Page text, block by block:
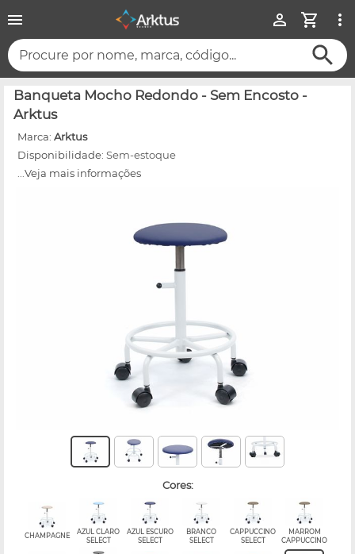
Procure por nome, marca, código...
Banqueta Mocho Redondo - Sem Encosto -
Arktus
Marca: Arktus
Disponibilidade: Sem-estoque
...Veja mais informações
cores:
CHAMPAGNE
AZUL CLARO
SELECT
AZUL ESCURO
SELECT
BRANCO
SELECT
CAPPUCCINO
SELECT
MARROM
CAPPUCCINO